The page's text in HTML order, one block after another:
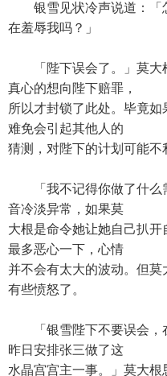
银雪见状冷声说道：「
在羞辱我吗？」
「陛下误会了。」莫大
真心的想向陛下赔罪，
所以才封锁了此处。毕竟
难免会引起其他人的
猜测，对陛下的计划可能不
「我不记得你做了什么
音冷淡异常，如果莫
大根是命令她让她自己扒
最多恶心一下，心情
并不会有太大的波动。但
有些愤怒了。
「银雪陛下不要误会，
昨日安排张三做了这
水晶宫宫主一事。」莫大